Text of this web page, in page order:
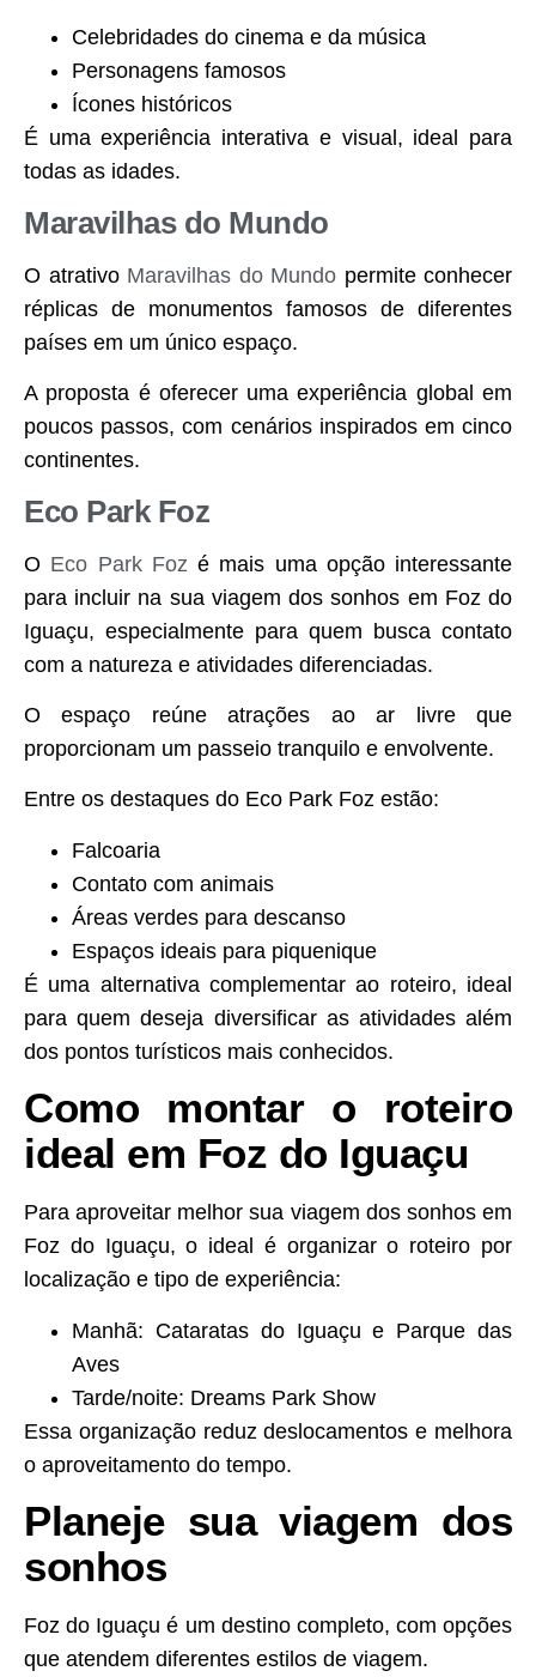
Celebridades do cinema e da música
Personagens famosos
Ícones históricos
É uma experiência interativa e visual, ideal para
todas as idades.
Maravilhas do Mundo
O atrativo Maravilhas do Mundo permite conhecer
réplicas de monumentos famosos de diferentes
países em um único espaço.
A proposta é oferecer uma experiência global em
poucos passos, com cenários inspirados em cinco
continentes.
Eco Park Foz
O Eco Park Foz é mais uma opção interessante
para incluir na sua viagem dos sonhos em Foz do
Iguaçu, especialmente para quem busca contato
com a natureza e atividades diferenciadas.
O espaço reúne atrações ao ar livre que
proporcionam um passeio tranquilo e envolvente.
Entre os destaques do Eco Park Foz estão:
Falcoaria
Contato com animais
Áreas verdes para descanso
Espaços ideais para piquenique
É uma alternativa complementar ao roteiro, ideal
para quem deseja diversificar as atividades além
dos pontos turísticos mais conhecidos.
Como montar o roteiro
ideal em Foz do Iguaçu
Para aproveitar melhor sua viagem dos sonhos em
Foz do Iguaçu, o ideal é organizar o roteiro por
localização e tipo de experiência:
Manhã: Cataratas do Iguaçu e Parque das
Aves
Tarde/noite: Dreams Park Show
Essa organização reduz deslocamentos e melhora
o aproveitamento do tempo.
Planeje sua viagem dos
sonhos
Foz do Iguaçu é um destino completo, com opções
que atendem diferentes estilos de viagem.